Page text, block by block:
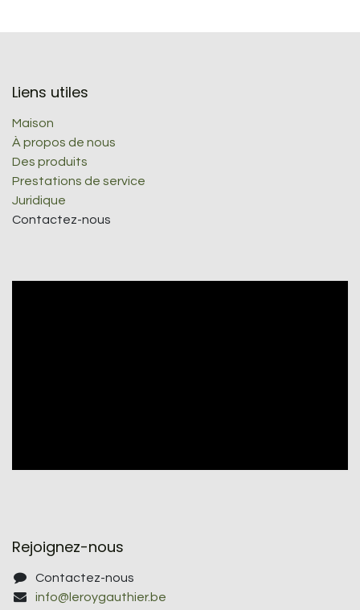
Liens utiles
Maison
À propos de nous
Des produits
Prestations de service
Juridique
Contactez-nous
Rejoignez-nous
Contactez-nous
info@leroygauthier.be